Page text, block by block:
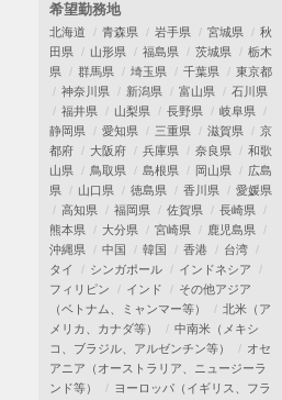
希望勤務地
北海道 青森県 岩手県 宮城県
秋
田県
山形県 福島県 茨城県
栃木
県
群馬県 埼玉県 千葉県
東京都
神奈川県
新潟県 富山県
石川県
福井県
山梨県 長野県
岐阜県
静岡県
愛知県 三重県 滋賀県
京
都府
大阪府 兵庫県 奈良県
和歌
山県
鳥取県 島根県 岡山県
広島
県
山口県 徳島県 香川県
愛媛県
高知県
福岡県 佐賀県
長崎県
熊本県
大分県 宮崎県
鹿児島県
沖縄県
中国 韓国 香港
台湾
タイ
シンガポール
インドネシア
フィリピン
インド
その他アジア
（ベトナム、ミャンマー等）
北米（ア
メリカ、カナダ等）
中南米（メキシ
コ、ブラジル、アルゼンチン等）
オセ
アニア（オーストラリア、ニュージーラ
ンド等）
ヨーロッパ（イギリス、フラ